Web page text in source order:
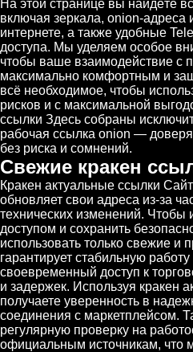
На этой странице вы найдёте
включая зеркала, onion-
интернете, а также удобные
доступа. Мы уделяем особое
чтобы ваше взаимодействие с
максимально комфортным и
всё необходимое, чтобы
рисков и с максимальной
ссылки Здесь собраны
рабочая ссылка onion —
без риска и сомнений.
Свежие кракен
Кракен актуальные ссылки
обновляет свои адреса из-за
технических изменений. Чтобы
доступом и сохранить
использовать только свежие и
гарантирует стабильную
своевременный доступ к
и задержек. Используя кракен
получаете уверенность в
соединения с маркетплейсом.
регулярную проверку на
официальным источникам, что